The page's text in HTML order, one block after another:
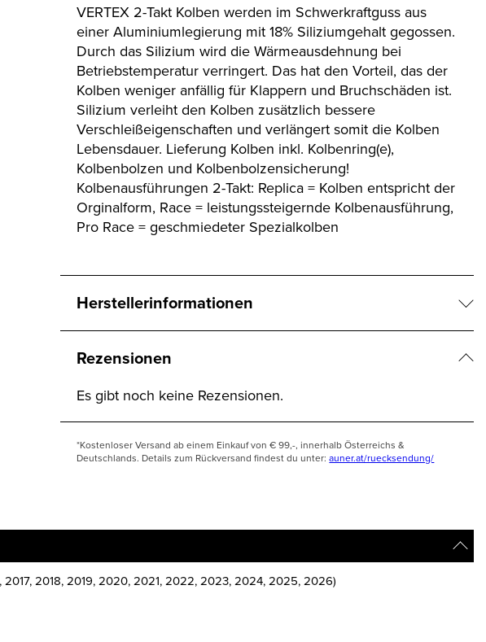
VERTEX 2-Takt Kolben werden im Schwerkraftguss aus
einer Aluminiumlegierung mit 18% Siliziumgehalt gegossen.
Durch das Silizium wird die Wärmeausdehnung bei
Betriebstemperatur verringert. Das hat den Vorteil, das der
Kolben weniger anfällig für Klappern und Bruchschäden ist.
Silizium verleiht den Kolben zusätzlich bessere
Verschleißeigenschaften und verlängert somit die Kolben
Lebensdauer. Lieferung Kolben inkl. Kolbenring(e),
Kolbenbolzen und Kolbenbolzensicherung!
Kolbenausführungen 2-Takt: Replica = Kolben entspricht der
Orginalform, Race = leistungssteigernde Kolbenausführung,
Pro Race = geschmiedeter Spezialkolben
Herstellerinformationen
Rezensionen
Es gibt noch keine Rezensionen.
*Kostenloser Versand ab einem Einkauf von € 99,-, innerhalb Österreichs &
Deutschlands. Details zum Rückversand findest du unter:auner.at/ruecksendung/
2018, 2019, 2020, 2021, 2022, 2023, 2024, 2025, 2026)